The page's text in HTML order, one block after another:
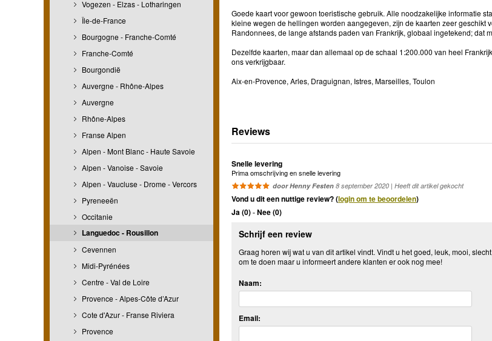
Vogezen - Elzas - Lotharingen
Île-de-France
Bourgogne - Franche-Comté
Franche-Comté
Bourgondië
Auvergne - Rhône-Alpes
Auvergne
Rhône-Alpes
Franse Alpen
Alpen - Mont Blanc - Haute Savoie
Alpen - Vanoise - Savoie
Alpen - Vaucluse - Drome - Vercors
Pyreneeën
Occitanie
Languedoc - Rousillon
Cevennen
Midi-Pyrénées
Centre - Val de Loire
Provence - Alpes-Côte d’Azur
Cote d'Azur - Franse Riviera
Provence
Goede kaart voor gewoon toeristische gebruik. Alle noodzakelijke informatie
kleine wegen de hellingen worden aangegeven, zijn de kaarten zeer geschikt
Randonnees, de lange afstands paden van Frankrijk, globaal ingetekend; dat
Dezelfde kaarten, maar dan allemaal op de schaal 1:200.000 van heel
ons verkrijgbaar.
Aix-en-Provence, Arles, Draguignan, Istres, Marseilles, Toulon
Reviews
Snelle levering
Prima omschrijving en snelle levering
door Henny Festen 8 september 2020 | Heeft dit artikel gekocht
Vond u dit een nuttige review? (login om te beoordelen)
Ja (0)-Nee (0)
Schrijf een review
Graag horen wij wat u van dit artikel vindt. Vindt u het goed, leuk, mooi,
om te doen maar u informeert andere klanten er ook nog mee!
Naam:
Email: